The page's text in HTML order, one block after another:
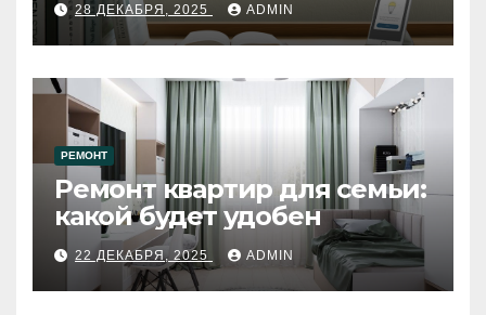
28 ДЕКАБРЯ, 2025 ADMIN
РЕМОНТ
Ремонт квартир для семьи:
какой будет удобен
22 ДЕКАБРЯ, 2025 ADMIN